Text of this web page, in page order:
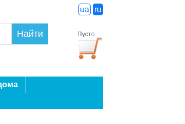
ua ru
Пусто
Найти